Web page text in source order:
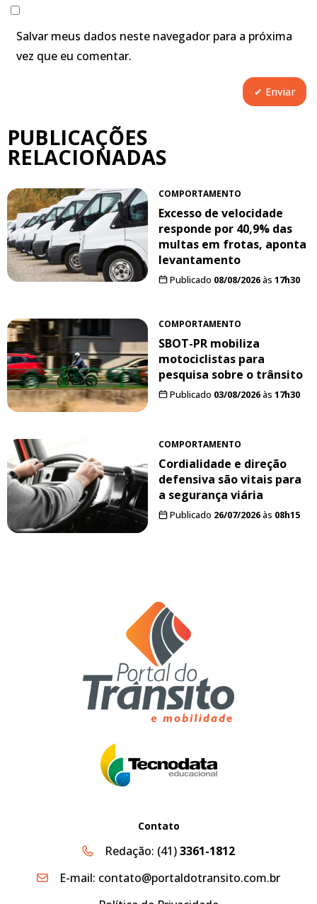
Salvar meus dados neste navegador para a próxima
vez que eu comentar.
PUBLICAÇÕES
RELACIONADAS
COMPORTAMENTO
Excesso de velocidade
responde por 40,9% das
multas em frotas, aponta
levantamento
Publicado 08/08/2026às 17h30
COMPORTAMENTO
SBOT-PR mobiliza
motociclistas para
pesquisa sobre o trânsito
Publicado 03/08/2026às 17h30
COMPORTAMENTO
Cordialidade e direção
defensiva são vitais para
a segurança viária
Publicado 26/07/2026às 08h15
Contato
Redação: (41)3361-1812
E-mail: contato@portaldotransito.com.br